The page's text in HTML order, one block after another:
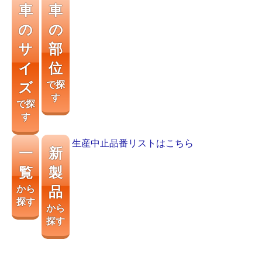
車
の
サ
イ
ズ
で探
す
車
の
部
位
で探
す
一
覧
から
探す
新
製
品
から
探す
生産中止品番リストはこちら